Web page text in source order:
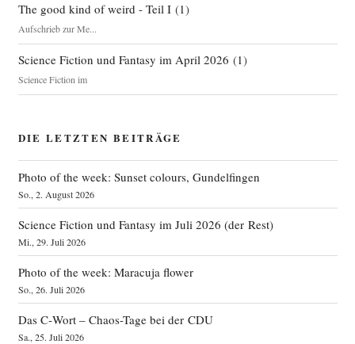
The good kind of weird - Teil I(1)
Aufschrieb zur Me...
Science Fiction und Fantasy im April 2026 (1)
Science Fiction im
DIE LETZTEN BEITRÄGE
Photo of the week: Sunset colours, Gundelfingen
So., 2. August 2026
Science Fiction und Fantasy im Juli 2026 (der Rest)
Mi., 29. Juli 2026
Photo of the week: Maracuja flower
So., 26. Juli 2026
Das C‑Wort – Chaos-Tage bei der CDU
Sa., 25. Juli 2026